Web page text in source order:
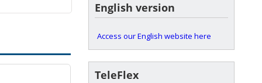
English version
Access our English website here
TeleFlex